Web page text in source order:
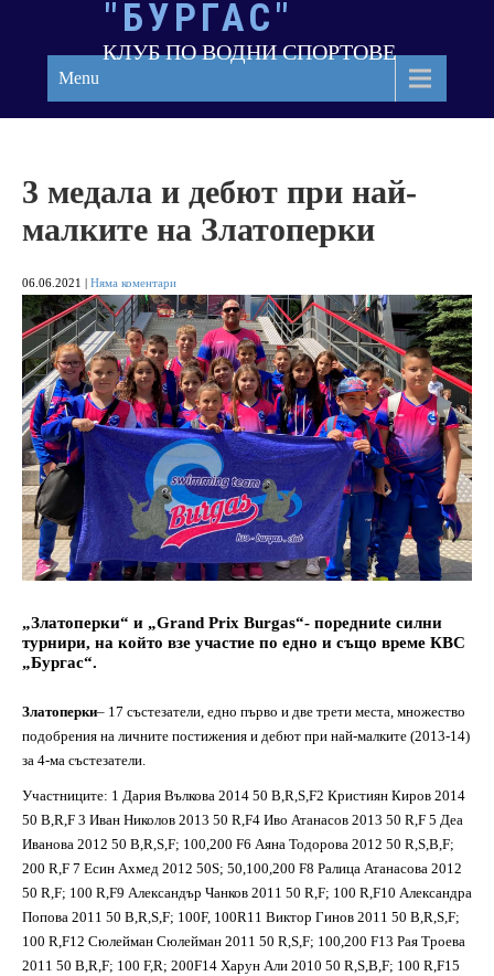
"БУРГАС"
КЛУБ ПО ВОДНИ СПОРТОВЕ
Menu
3 медала и дебют при най-
малките на Златоперки
06.06.2021 | Няма коментари
„Златоперки“ и „Grand Prix Burgas“- поредниte силни
турнири, на който взе участие по едно и също време КВС
„Бургас“.
Златоперки– 17 състезатели, едно първо и две трети места, множество
подобрения на личните постижения и дебют при най-малките (2013-14)
за 4-ма състезатели.
Участниците: 1 Дария Вълкова 2014 50 B,R,S,F2 Кристиян Киров 2014
50 B,R,F 3 Иван Николов 2013 50 R,F4 Иво Атанасов 2013 50 R,F 5 Деа
Иванова 2012 50 B,R,S,F; 100,200 F6 Аяна Тодорова 2012 50 R,S,B,F;
200 R,F 7 Есин Ахмед 2012 50S; 50,100,200 F8 Ралица Атанасова 2012
50 R,F; 100 R,F9 Александър Чанков 2011 50 R,F; 100 R,F10 Александра
Попова 2011 50 B,R,S,F; 100F, 100R11 Виктор Гинов 2011 50 B,R,S,F;
100 R,F12 Сюлейман Сюлейман 2011 50 R,S,F; 100,200 F13 Рая Троева
2011 50 B,R,F; 100 F,R; 200F14 Харун Али 2010 50 R,S,B,F; 100 R,F15